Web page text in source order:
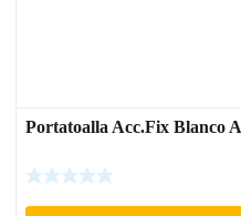
Portatoalla Acc.Fix Blanco